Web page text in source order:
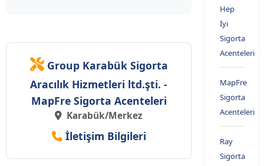
Group Karabük Sigorta
Aracılık Hizmetleri ltd.şti. -
MapFre Sigorta Acenteleri
Karabük/Merkez
İletişim Bilgileri
Hep
İyi
Sigorta
Acenteleri
MapFre
Sigorta
Acenteleri
Ray
Sigorta